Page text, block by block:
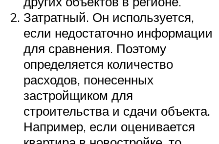
Затратный. Он используется,
если недостаточно информации
для сравнения. Поэтому
определяется количество
расходов, понесенных
застройщиком для
строительства и сдачи объекта.
Например, если оценивается